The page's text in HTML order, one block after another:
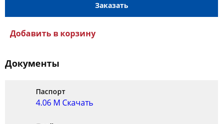
Заказать
Добавить в корзину
Документы
Паспорт
4.06 M Скачать